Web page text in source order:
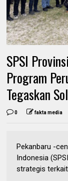
SPSI
Program
Tegaskan
0 fakta media
Pekanbaru -
Indonesia
strategis